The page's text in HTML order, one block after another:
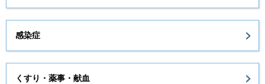
感染症
くすり・薬事・献血